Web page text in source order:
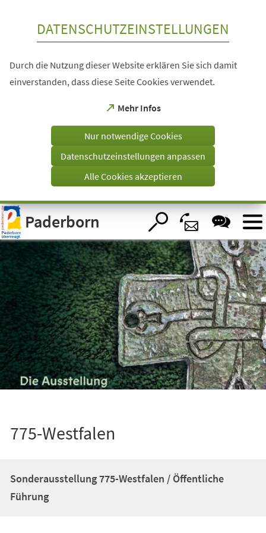
Visuelle
Assistenzsoftware
öffnen.
DATENSCHUTZEINSTELLUNGEN
Durch die Nutzung dieser Website erklären Sie sich damit
einverstanden, dass diese Seite Cookies verwendet.
Mehr Infos
(Öffnet
einem
Tab)
Nur notwendige Cookies
Datenschutzeinstellungen anpassen
Alle Cookies akzeptieren
Paderborn
775-Westfalen
Sonderausstellung 775-Westfalen / Öffentliche
Führung